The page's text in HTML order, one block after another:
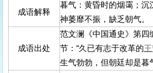
成语解释
暮气：黄昏时的烟霭；沉
神萎靡不振，缺乏朝气。
成语出处
范文澜《中国通史》第四
节：“久已有志于改革的
生气勃勃，但朝廷却是暮